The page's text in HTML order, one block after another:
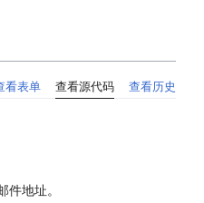
看表单 查看源代码 查看历史
件地址。